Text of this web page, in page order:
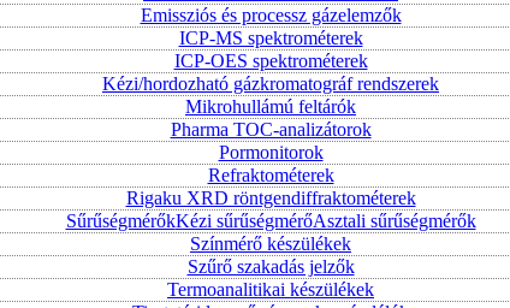
Emissziós és processz gázelemzők
ICP-MS spektrométerek
ICP-OES spektrométerek
Kézi/hordozható gázkromatográf rendszerek
Mikrohullámú feltárók
Pharma TOC-analizátorok
Pormonitorok
Refraktométerek
Rigaku XRD röntgendiffraktométerek
SűrűségmérőkKézi sűrűségmérőAsztali sűrűségmérők
Színmérő készülékek
Szűrő szakadás jelzők
Termoanalitikai készülékek